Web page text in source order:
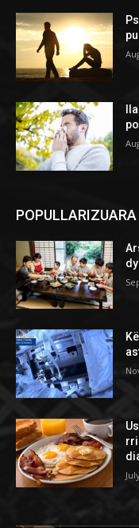
POPULLARIZUARA